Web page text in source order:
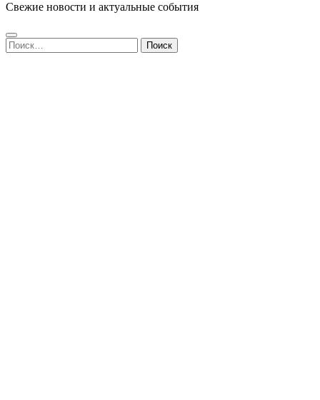
Свежие новости и актуальные события
Найти: